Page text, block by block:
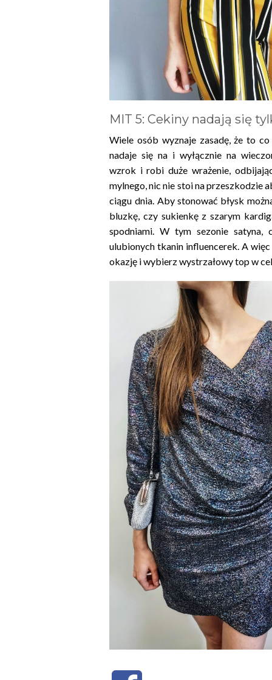
MIT 5: Cekiny nadają się
Wiele osób wyznaje zasadę, że to
nadaje się na i wyłącznie na
wzrok i robi duże wrażenie,
mylnego, nic nie stoi na przeszkodzie
ciągu dnia. Aby stonować błysk
bluzkę, czy sukienkę z szarym
spodniami. W tym sezonie
ulubionych tkanin influencerek. A
okazję i wybierz wystrzałowy top w